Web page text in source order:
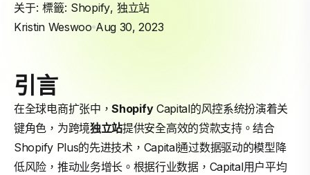
关于: 標籤: Shopify, 独立站
Kristin Weswoo Aug 30, 2023
引言
在全球电商扩张中，ShopifyCapital的风控系统扮演着关
键角色，为跨境独立站提供安全高效的贷款支持。结合
Shopify Plus的先进技术，Capital通过数据驱动的模型降
低风险，推动业务增长。根据行业数据，Capital用户平均